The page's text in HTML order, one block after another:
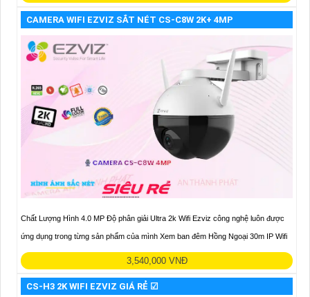
CAMERA WIFI EZVIZ SẮT NÉT CS-C8W 2K+ 4MP
Chất Lượng Hình 4.0 MP Độ phân giải Ultra 2k Wifi Ezviz công nghệ luôn được
ứng dụng trong từng sản phẩm của mình Xem ban đêm Hồng Ngoại 30m IP Wifi
3,540,000 VNĐ
CS-H3 2K WIFI EZVIZ GIÁ RẺ ☑